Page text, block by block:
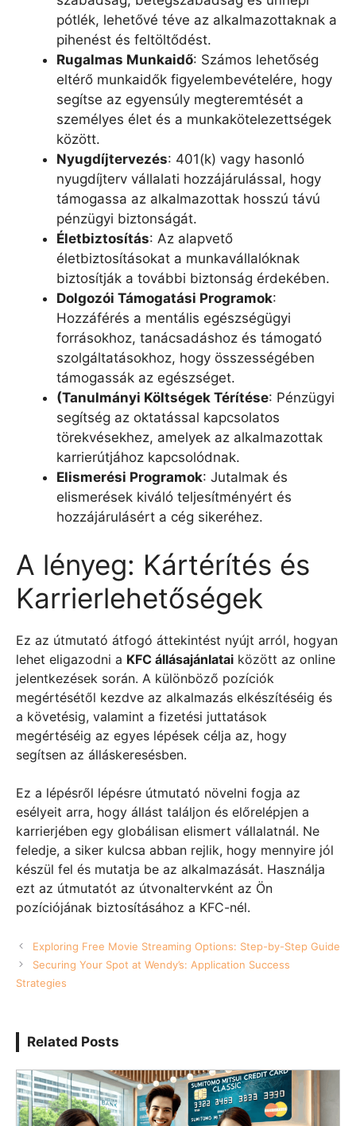
pótlék, lehetővé téve az alkalmazottaknak a
pihenést és feltöltődést.
Rugalmas Munkaidő: Számos lehetőség
eltérő munkaidők figyelembevételére, hogy
segítse az egyensúly megteremtését a
személyes élet és a munkakötelezettségek
között.
Nyugdíjtervezés: 401(k) vagy hasonló
nyugdíjterv vállalati hozzájárulással, hogy
támogassa az alkalmazottak hosszú távú
pénzügyi biztonságát.
Életbiztosítás: Az alapvető
életbiztosításokat a munkavállalóknak
biztosítják a további biztonság érdekében.
Dolgozói Támogatási Programok:
Hozzáférés a mentális egészségügyi
forrásokhoz, tanácsadáshoz és támogató
szolgáltatásokhoz, hogy összességében
támogassák az egészséget.
(Tanulmányi Költségek Térítése: Pénzügyi
segítség az oktatással kapcsolatos
törekvésekhez, amelyek az alkalmazottak
karrierútjához kapcsolódnak.
Elismerési Programok: Jutalmak és
elismerések kiváló teljesítményért és
hozzájárulásért a cég sikeréhez.
A lényeg: Kártérítés és
Karrierlehetőségek
Ez az útmutató átfogó áttekintést nyújt arról, hogyan
lehet eligazodni a KFC állásajánlatai között az online
jelentkezések során. A különböző pozíciók
megértésétől kezdve az alkalmazás elkészítéséig és
a követésig, valamint a fizetési juttatások
megértéséig az egyes lépések célja az, hogy
segítsen az álláskeresésben.
Ez a lépésről lépésre útmutató növelni fogja az
esélyeit arra, hogy állást találjon és előrelépjen a
karrierjében egy globálisan elismert vállalatnál. Ne
feledje, a siker kulcsa abban rejlik, hogy mennyire jól
készül fel és mutatja be az alkalmazását. Használja
ezt az útmutatót az útvonaltervként az Ön
pozíciójának biztosításához a KFC-nél.
Exploring Free Movie Streaming Options: Step-by-Step Guide
Securing Your Spot at Wendy’s: Application Success
Strategies
Related Posts